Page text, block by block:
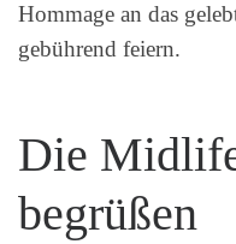
Hommage an das
gebührend feiern.
Die
begrüßen